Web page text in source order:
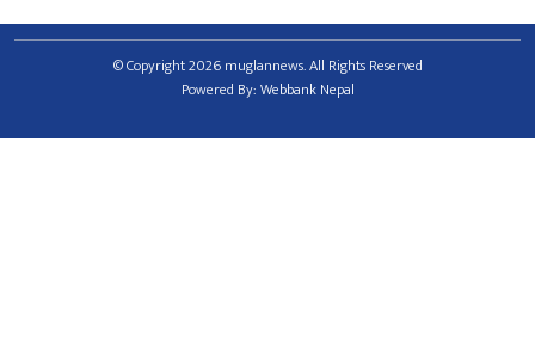
© Copyright 2026 muglannews. All Rights Reserved
Powered By:Webbank Nepal